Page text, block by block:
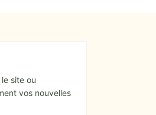
site ou
vos nouvelles